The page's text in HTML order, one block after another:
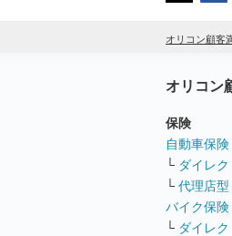
オリコン顧客
オリコン
保険
自動車保険
└ ダイレク
└ 代理店型
バイク保険
└ ダイレク